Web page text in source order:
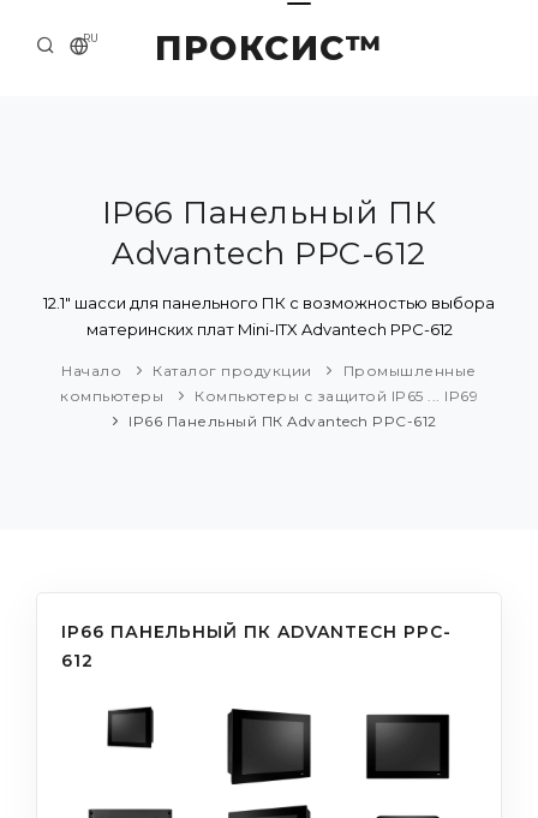
ПРОКСИС™
RU
О КОМПАНИИ
ПРИМЕРЫ И РЕШЕНИЯ
КАТАЛОГ ПРОДУКЦИИ
IP66 Панельный ПК
Advantech PPC-612
12.1" шасси для панельного ПК с возможностью выбора
материнских плат Mini-ITX Advantech PPC-612
Начало Каталог продукции
Промышленные
компьютеры
Компьютеры с защитой IP65 ... IP69
IP66 Панельный ПК Advantech PPC-612
IP66 ПАНЕЛЬНЫЙ ПК ADVANTECH PPC-
612